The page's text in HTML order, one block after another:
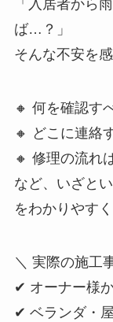
「入居者から
ば…？」
そんな不安を
🔸 何を確認す
🔸 どこに連絡
🔸 修理の流れ
など、いざと
をわかりやす
＼ 実際の施工
✔ オーナー様
✔ ベランダ・